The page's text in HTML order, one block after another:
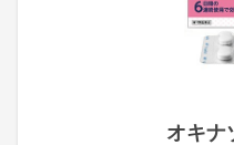
オキナ